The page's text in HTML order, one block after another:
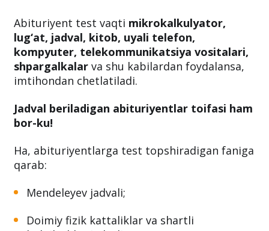
Abituriyent test vaqti mikrokalkulyator,
lug‘at, jadval, kitob, uyali telefon,
shpargalkalarva shu kabilardan foydalansa,
imtihondan chetlatiladi.
Jadval beriladigan abituriyentlar toifasi ham
bor-ku!
Ha, abituriyentlarga test topshiradigan faniga